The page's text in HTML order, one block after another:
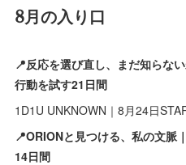
8月の入り口
📍反応を選び直し、まだ知らな
行動を試す21日間
1D1U UNKNOWN｜8月24日
📍ORIONと見つける、私の文脈
14日間